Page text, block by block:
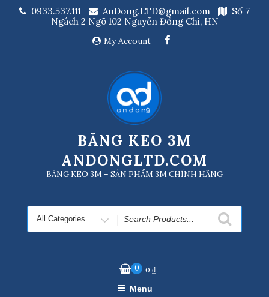
0933.537.111 AnDong.LTD@gmail.com
Số 7
Ngách 2 Ngõ 102 Nguyễn Đổng Chi, HN
My Account
BĂNG KEO 3M
ANDONGLTD.COM
BĂNG KEO 3M – SẢN PHẨM 3M CHÍNH HÃNG
Search
for
0 0₫
Menu